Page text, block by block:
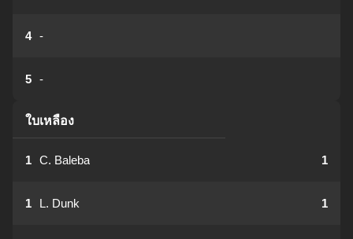
4 -
5 -
ใบเหลือง
1 C. Baleba 1
1 L. Dunk 1